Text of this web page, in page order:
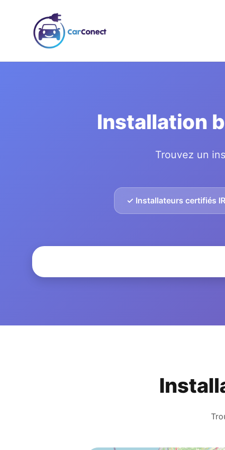
Installation
Trouvez un
✓ Installateurs certifiés